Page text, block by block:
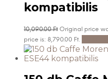
kompatibilis
10,090.00Ft Original price
price is: 8,790.00 Ft.